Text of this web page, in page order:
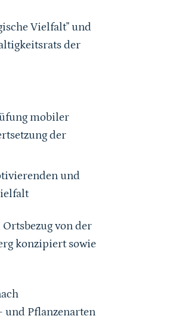
Vielfalt" und
der
mobiler
der
und
von der
konzipiert sowie
und Pflanzenarten